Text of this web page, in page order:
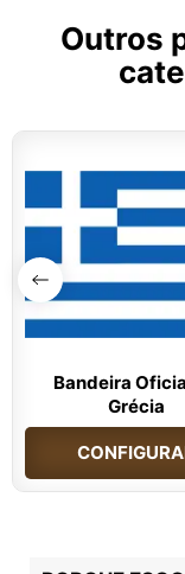
Outros
Bandeira
Grécia